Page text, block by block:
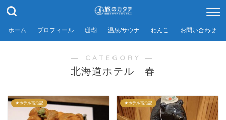
ホーム プロフィール 珊瑚 温泉/サウナ わんこ お問い合わせ
― CATEGORY ―
北海道ホテル 春
★ホテル宿泊記 ★ホテル宿泊記